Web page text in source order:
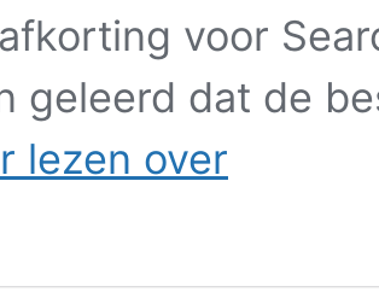
voor
geleerd dat de
lezen over